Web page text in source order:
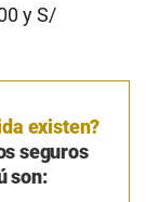
y S/
existen?
seguros
son: